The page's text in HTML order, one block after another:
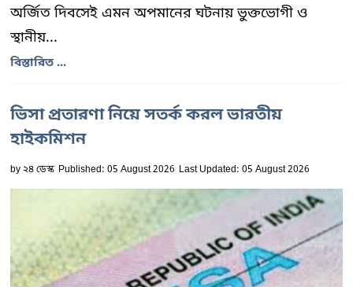
অর্জিত দিবসেই এমন অপমানের ঘটনায় ভুক্তভোগী ও
স্থানীয়...
বিস্তারিত ...
ভিসা প্রতারণা নিয়ে সতর্ক করল ভারতীয়
হাইকমিশন
by২৪ ডেস্ক Published: 05 August 2026 Last Updated: 05 August 2026